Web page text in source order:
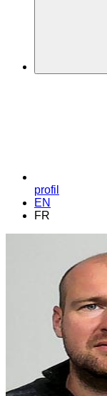
profil
EN
FR